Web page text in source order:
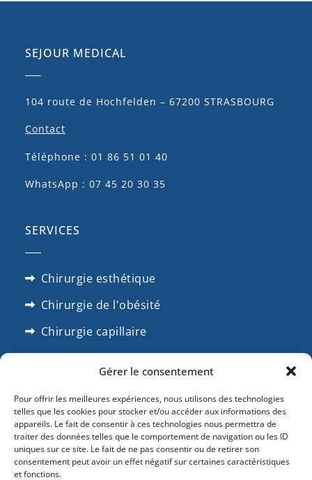
Gérer le consentement
Pour offrir les meilleures expériences, nous utilisons des technologies
telles que les cookies pour stocker et/ou accéder aux informations des
appareils. Le fait de consentir à ces technologies nous permettra de
traiter des données telles que le comportement de navigation ou les ID
uniques sur ce site. Le fait de ne pas consentir ou de retirer son
consentement peut avoir un effet négatif sur certaines caractéristiques
et fonctions.
SEJOUR MEDICAL
104 route de Hochfelden – 67200 STRASBOURG
Contact
Téléphone : 01 86 51 01 40
WhatsApp : 07 45 20 30 35
SERVICES
Chirurgie esthétique
Chirurgie de l'obésité
Chirurgie capillaire
Chirrugie dentaire
SUIVEZ NOUS